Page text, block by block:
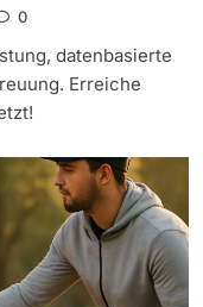
0
datenbasierte
Erreiche